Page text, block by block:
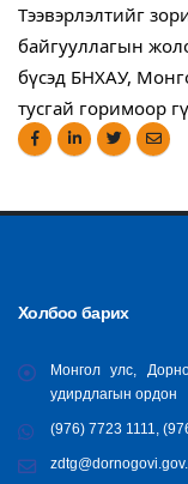
Тээвэрлэлтийг
байгууллагын
бүсэд БНХАУ,
тусгай горимоор
Холбоо барих
Монгол улс,
удирдлагын ордон
(976) 7723 1111,